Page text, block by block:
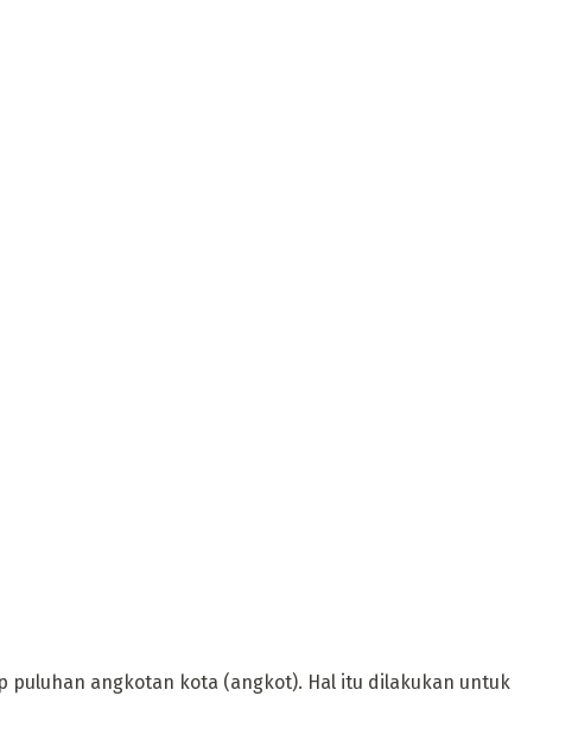
puluhan angkotan kota (angkot). Hal itu dilakukan untuk